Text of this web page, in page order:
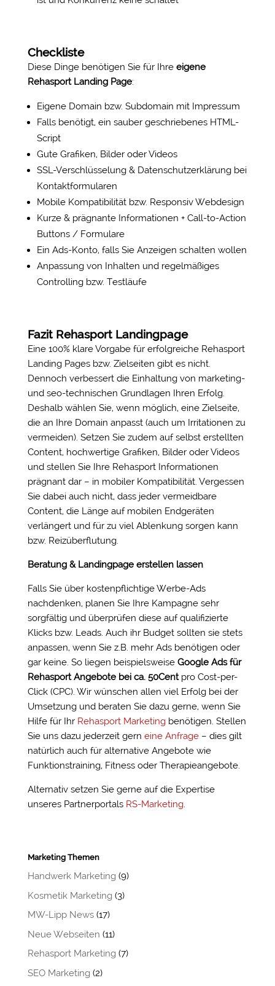
Checkliste
Diese Dinge benötigen Sie für Ihre eigene
Rehasport Landing Page:
Eigene Domain bzw. Subdomain mit Impressum
Falls benötigt, ein sauber geschriebenes HTML-
Script
Gute Grafiken, Bilder oder Videos
SSL-Verschlüsselung & Datenschutzerklärung bei
Kontaktformularen
Mobile Kompatibilität bzw. Responsiv Webdesign
Kurze & prägnante Informationen + Call-to-Action
Buttons / Formulare
Ein Ads-Konto, falls Sie Anzeigen schalten wollen
Anpassung von Inhalten und regelmäßiges
Controlling bzw. Testläufe
Fazit Rehasport Landingpage
Eine 100% klare Vorgabe für erfolgreiche Rehasport
Landing Pages bzw. Zielseiten gibt es nicht.
Dennoch verbessert die Einhaltung von marketing-
und seo-technischen Grundlagen Ihren Erfolg.
Deshalb wählen Sie, wenn möglich, eine Zielseite,
die an Ihre Domain anpasst (auch um Irritationen zu
vermeiden). Setzen Sie zudem auf selbst erstellten
Content, hochwertige Grafiken, Bilder oder Videos
und stellen Sie Ihre Rehasport Informationen
prägnant dar – in mobiler Kompatibilität. Vergessen
Sie dabei auch nicht, dass jeder vermeidbare
Content, die Länge auf mobilen Endgeräten
verlängert und für zu viel Ablenkung sorgen kann
bzw. Reizüberflutung.
Beratung & Landingpage erstellen lassen
Falls Sie über kostenpflichtige Werbe-Ads
nachdenken, planen Sie Ihre Kampagne sehr
sorgfältig und überprüfen diese auf qualifizierte
Klicks bzw. Leads. Auch ihr Budget sollten sie stets
anpassen, wenn Sie z.B. mehr Ads benötigen oder
gar keine. So liegen beispielsweise Google Ads für
Rehasport Angebote bei ca. 50Centpro Cost-per-
Click (CPC). Wir wünschen allen viel Erfolg bei der
Umsetzung und beraten Sie dazu gerne, wenn Sie
Hilfe für Ihr Rehasport Marketingbenötigen. Stellen
Sie uns dazu jederzeit gern eine Anfrage– dies gilt
natürlich auch für alternative Angebote wie
Funktionstraining, Fitness oder Therapieangebote.
Alternativ setzen Sie gerne auf die Expertise
unseres Partnerportals RS-Marketing.
Marketing Themen
Handwerk Marketing (9)
Kosmetik Marketing (3)
MW-Lipp News(17)
Neue Webseiten (11)
Rehasport Marketing (7)
SEO Marketing (2)